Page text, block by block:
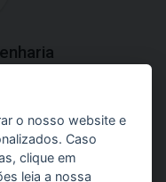
e teóricas do
o nosso website e
Caso
clique em
leia a nossa